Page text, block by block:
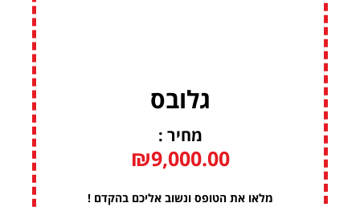
גלובס
מחיר :
₪9,000.00
מלאו את הטופס ונשוב אליכם בהקדם !